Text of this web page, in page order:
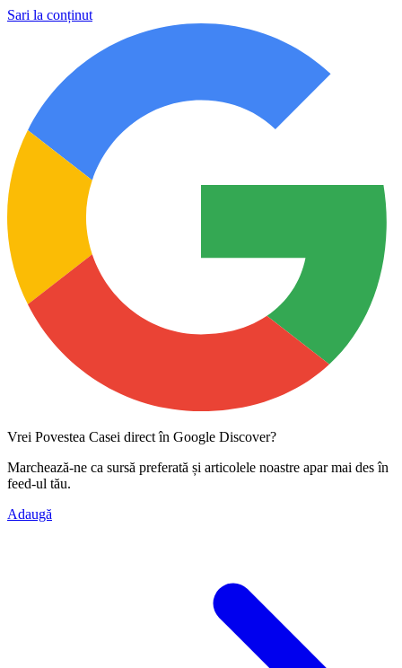
Sari la conținut
Vrei Povestea Casei direct în Google Discover?
Marchează-ne ca sursă preferată și articolele noastre apar mai des în
feed-ul tău.
Adaugă